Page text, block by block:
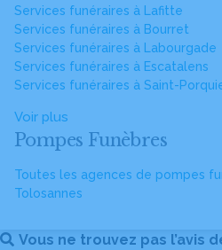
Services funéraires à Lafitte
Services funéraires à Bourret
Services funéraires à Labourgade
Services funéraires à Escatalens
Services funéraires à Saint-
Voir plus
Pompes Funèbres
Toutes les agences de pompes
Tolosannes
Vous ne trouvez pas l’avis